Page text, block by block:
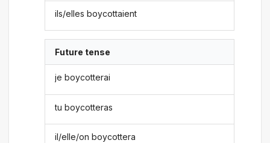
ils/elles boycottaient
Future tense
je boycotterai
tu boycotteras
il/elle/on boycottera